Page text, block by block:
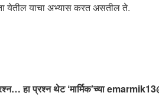
येतील याचा अभ्यास करत असतील ते.
हा प्रश्न थेट ‘मार्मिक’च्या